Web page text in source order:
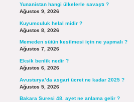
Yunanistan hangi ülkelerle savaştı ?
Ağustos 9, 2026
Kuyumculuk helal midir ?
Ağustos 8, 2026
Memeden sütün kesilmesi için ne yapmalı ?
Ağustos 7, 2026
Eksik benlik nedir ?
Ağustos 6, 2026
Avusturya’da asgari ücret ne kadar 2025 ?
Ağustos 5, 2026
Bakara Suresi 48. ayet ne anlama gelir ?